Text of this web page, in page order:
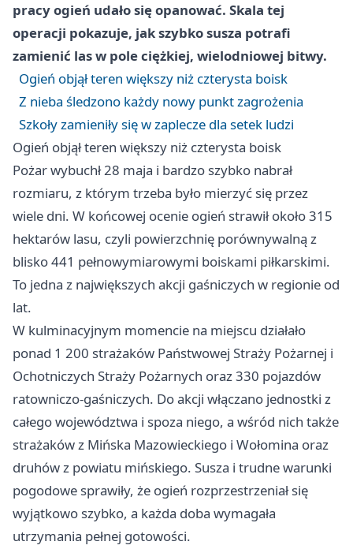
pracy ogień udało się opanować. Skala tej
operacji pokazuje, jak szybko susza potrafi
zamienić las w pole ciężkiej, wielodniowej bitwy.
Ogień objął teren większy niż czterysta boisk
Z nieba śledzono każdy nowy punkt zagrożenia
Szkoły zamieniły się w zaplecze dla setek ludzi
Ogień objął teren większy niż czterysta boisk
Pożar wybuchł 28 maja i bardzo szybko nabrał
rozmiaru, z którym trzeba było mierzyć się przez
wiele dni. W końcowej ocenie ogień strawił około 315
hektarów lasu, czyli powierzchnię porównywalną z
blisko 441 pełnowymiarowymi boiskami piłkarskimi.
To jedna z największych akcji gaśniczych w regionie od
lat.
W kulminacyjnym momencie na miejscu działało
ponad 1 200 strażaków Państwowej Straży Pożarnej i
Ochotniczych Straży Pożarnych oraz 330 pojazdów
ratowniczo-gaśniczych. Do akcji włączano jednostki z
całego województwa i spoza niego, a wśród nich także
strażaków z Mińska Mazowieckiego i Wołomina oraz
druhów z powiatu mińskiego. Susza i trudne warunki
pogodowe sprawiły, że ogień rozprzestrzeniał się
wyjątkowo szybko, a każda doba wymagała
utrzymania pełnej gotowości.